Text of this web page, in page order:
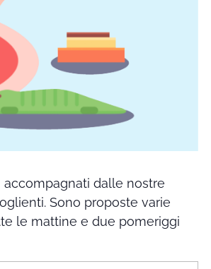
accompagnati dalle nostre
Sono proposte varie
le mattine e due pomeriggi